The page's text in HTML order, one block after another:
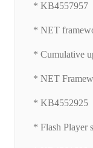
* KB4557957
* NET
* Cumulative
* NET
* KB4552925
* Flash Player